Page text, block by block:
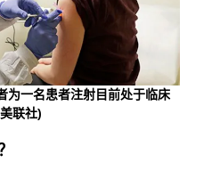
为一名患者注射目前处于临床
联社)